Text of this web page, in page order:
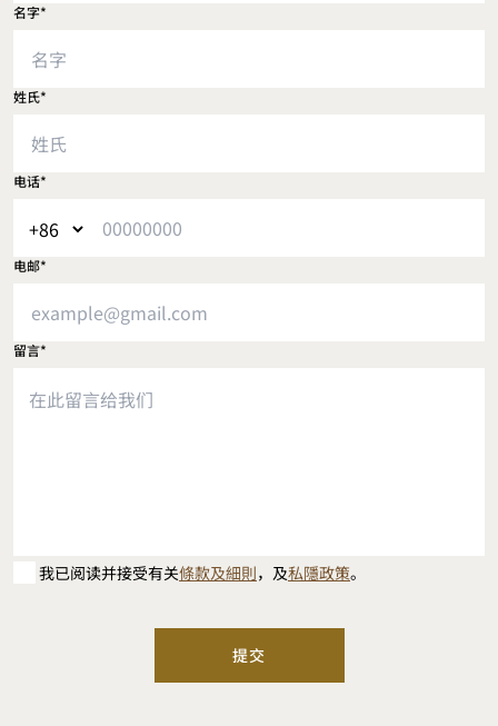
名字*
姓氏*
电话*
电邮*
留言*
我已阅读并接受有关條款及細則，及私隱政策。
提交